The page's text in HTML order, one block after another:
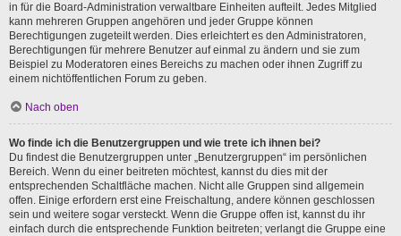
in für die Board-Administration verwaltbare Einheiten aufteilt. Jedes Mitglied
kann mehreren Gruppen angehören und jeder Gruppe können
Berechtigungen zugeteilt werden. Dies erleichtert es den Administratoren,
Berechtigungen für mehrere Benutzer auf einmal zu ändern und sie zum
Beispiel zu Moderatoren eines Bereichs zu machen oder ihnen Zugriff zu
einem nichtöffentlichen Forum zu geben.
Nach oben
Wo finde ich die Benutzergruppen und wie trete ich ihnen bei?
Du findest die Benutzergruppen unter „Benutzergruppen“ im persönlichen
Bereich. Wenn du einer beitreten möchtest, kannst du dies mit der
entsprechenden Schaltfläche machen. Nicht alle Gruppen sind allgemein
offen. Einige erfordern erst eine Freischaltung, andere können geschlossen
sein und weitere sogar versteckt. Wenn die Gruppe offen ist, kannst du ihr
einfach durch die entsprechende Funktion beitreten; verlangt die Gruppe eine